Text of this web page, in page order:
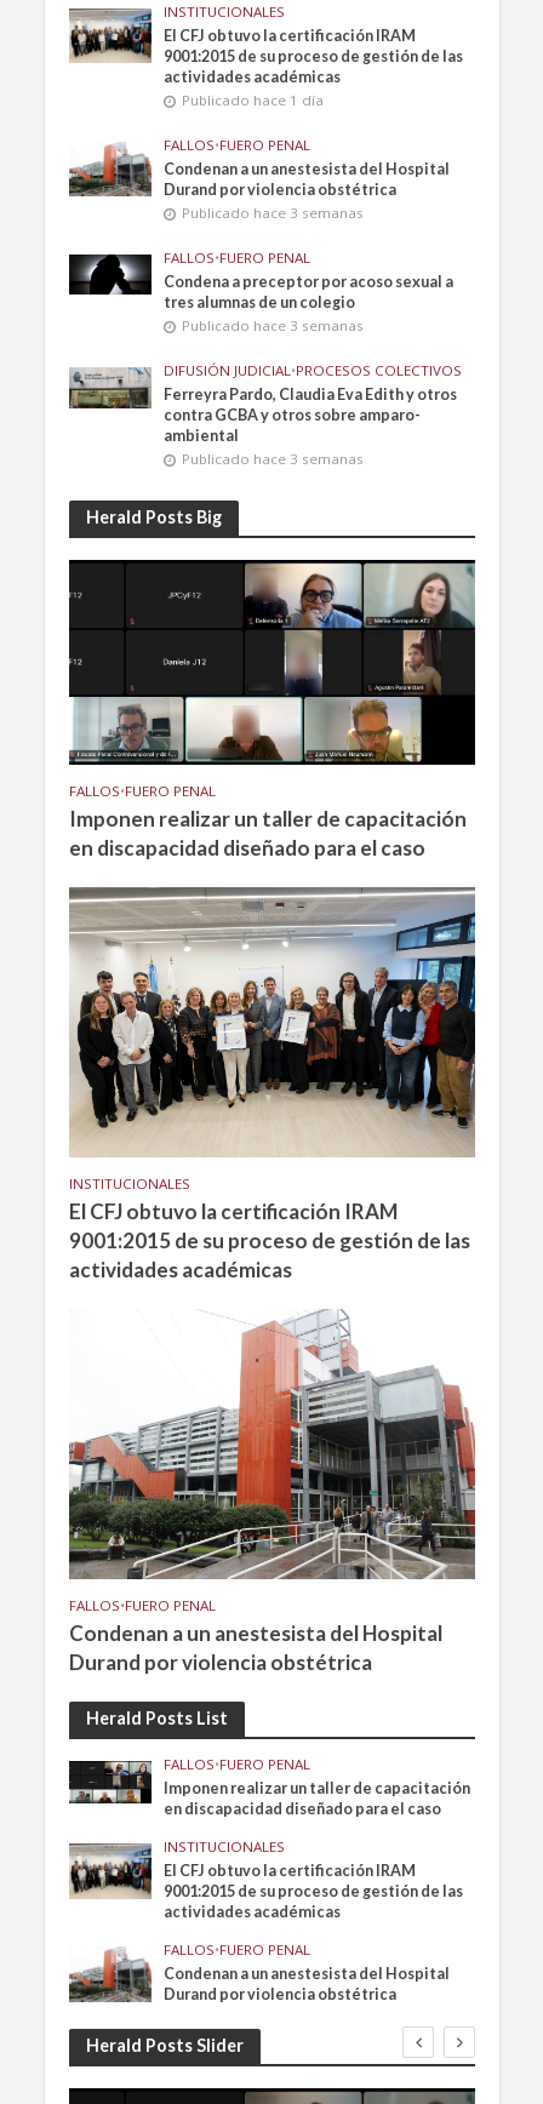
INSTITUCIONALES
El CFJ obtuvo la certificación IRAM
9001:2015 de su proceso de gestión de las
actividades académicas
Publicado hace 1 día
FALLOS•FUERO PENAL
Condenan a un anestesista del Hospital
Durand por violencia obstétrica
Publicado hace 3 semanas
FALLOS•FUERO PENAL
Condena a preceptor por acoso sexual a
tres alumnas de un colegio
Publicado hace 3 semanas
DIFUSIÓN JUDICIAL •PROCESOS COLECTIVOS
Ferreyra Pardo, Claudia Eva Edith y otros
contra GCBA y otros sobre amparo-
ambiental
Publicado hace 3 semanas
Herald Posts Big
FALLOS•FUERO PENAL
Imponen realizar un taller de capacitación
en discapacidad diseñado para el caso
INSTITUCIONALES
El CFJ obtuvo la certificación IRAM
9001:2015 de su proceso de gestión de las
actividades académicas
FALLOS•FUERO PENAL
Condenan a un anestesista del Hospital
Durand por violencia obstétrica
Herald Posts List
FALLOS•FUERO PENAL
Imponen realizar un taller de capacitación
en discapacidad diseñado para el caso
INSTITUCIONALES
El CFJ obtuvo la certificación IRAM
9001:2015 de su proceso de gestión de las
actividades académicas
FALLOS•FUERO PENAL
Condenan a un anestesista del Hospital
Durand por violencia obstétrica
Herald Posts Slider